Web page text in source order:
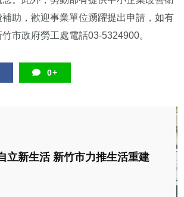
助，歡迎事業單位踴躍提出申請，如有
市政府勞工處電話03-5324900。
0+
立新生活 新竹市力推生活重建